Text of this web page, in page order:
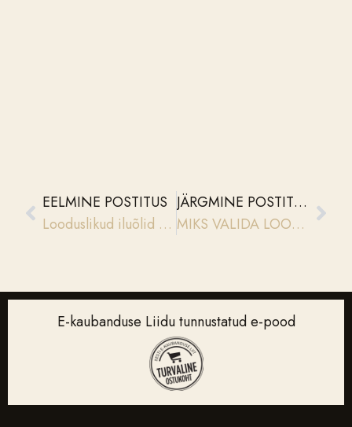
EELMINE POSTITUS
Looduslikud iluõlid on nahale ohutud
JÄRGMINE POSTITUS
MIKS VALIDA LOODUSLIK DEODORANT
E-kaubanduse Liidu tunnustatud e-pood